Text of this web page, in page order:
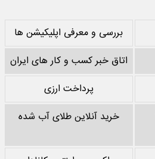
بررسی و معرفی اپلیکیشن ها
اتاق خبر کسب و کار های ایران
پرداخت ارزی
خرید آنلاین طلای آب شده